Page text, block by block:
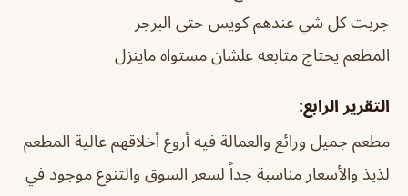
جربت كل شي عندهم كويس حتى البرجر
المطعم يحتاج متابعه علشان مستواه ماينزل
التقرير الرابع:
مطعم جميل ورائع والعمالة فيه أروع أخلاقهم عالية المطعم
لذيذ والأسعار مناسبة جداً لسعر السوق والتنوع موجود في